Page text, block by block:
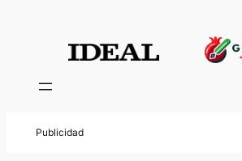
contenido